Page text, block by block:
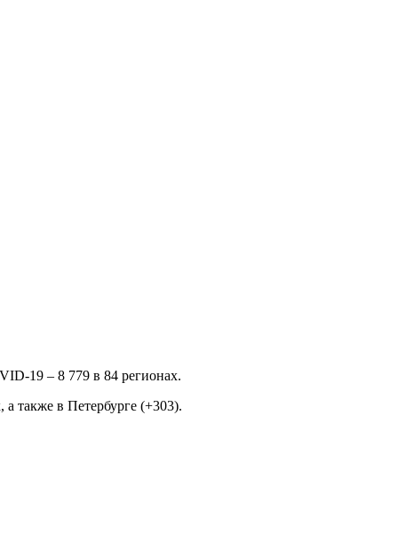
19 – 8 779 в 84 регионах.
также в Петербурге (+303).